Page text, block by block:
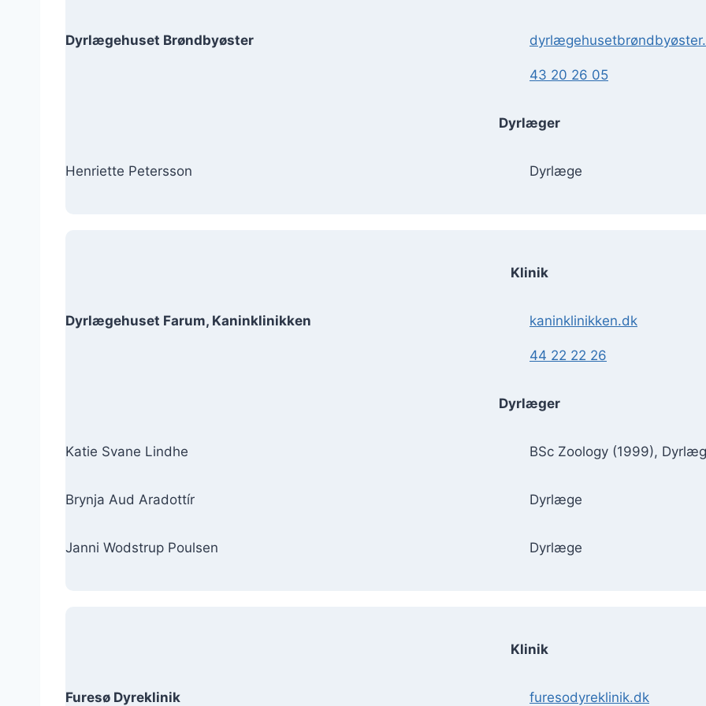
Dyrlægehuset Brøndbyøster
43 20 26 05
Dyrlæger
Henriette Petersson Dyrlæge
Klinik
Dyrlægehuset Farum, Kaninklinikken kaninklinikken.dk
44 22 22 26
Dyrlæger
Katie Svane Lindhe BSc Zoology (1999),
Brynja Aud Aradottír Dyrlæge
Janni Wodstrup Poulsen Dyrlæge
Klinik
Furesø Dyreklinik furesodyreklinik.dk